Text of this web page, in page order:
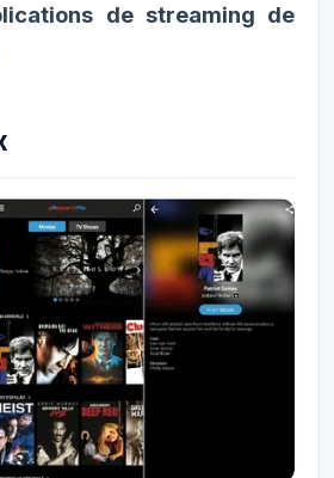
de streaming de